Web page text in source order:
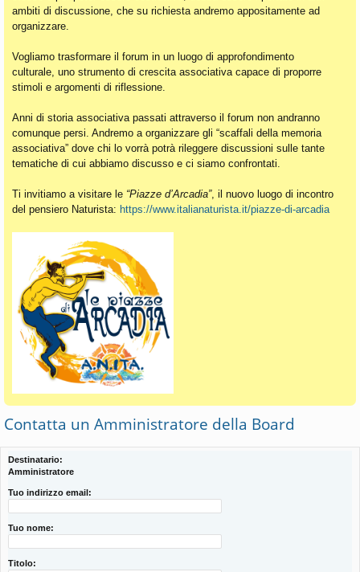
ambiti di discussione, che su richiesta andremo appositamente ad
organizzare.
Vogliamo trasformare il forum in un luogo di approfondimento
culturale, uno strumento di crescita associativa capace di proporre
stimoli e argomenti di riflessione.
Anni di storia associativa passati attraverso il forum non andranno
comunque persi. Andremo a organizzare gli “scaffali della memoria
associativa” dove chi lo vorrà potrà rileggere discussioni sulle tante
tematiche di cui abbiamo discusso e ci siamo confrontati.
Ti invitiamo a visitare le “Piazze d’Arcadia”, il nuovo luogo di incontro
del pensiero Naturista: https://www.italianaturista.it/piazze-di-arcadia
Contatta un Amministratore della Board
Destinatario:
Amministratore
Tuo indirizzo email:
Tuo nome:
Titolo: